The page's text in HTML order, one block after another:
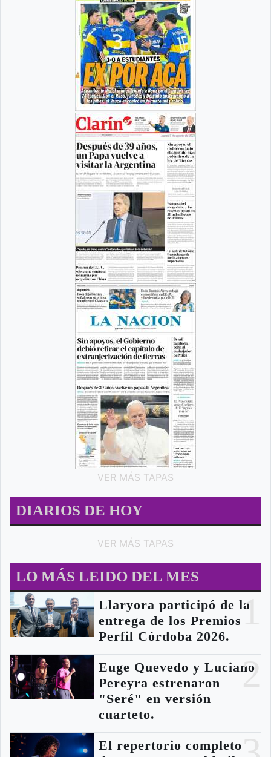
VER MÁS TAPAS
DIARIOS DE HOY
VER MÁS TAPAS
LO MÁS LEIDO DEL MES
1
Llaryora participó de la
entrega de los Premios
Perfil Córdoba 2026.
2
Euge Quevedo y Luciano
Pereyra estrenaron
"Seré" en versión
cuarteto.
El repertorio completo